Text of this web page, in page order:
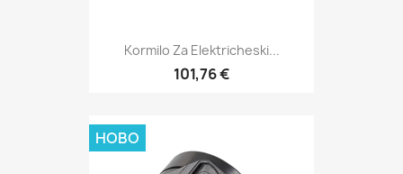
Kormilo Za Elektricheski...
101,76 €
НОВО